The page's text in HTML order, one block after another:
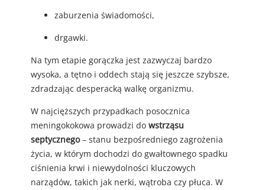
zaburzenia świadomości,
drgawki.
Na tym etapie gorączka jest zazwyczaj bardzo
wysoka, a tętno i oddech stają się jeszcze szybsze,
zdradzając desperacką walkę organizmu.
W najcięższych przypadkach posocznica
meningokokowa prowadzi do wstrząsu
septycznego– stanu bezpośredniego zagrożenia
życia, w którym dochodzi do gwałtownego spadku
ciśnienia krwi i niewydolności kluczowych
narządów, takich jak nerki, wątroba czy płuca. W